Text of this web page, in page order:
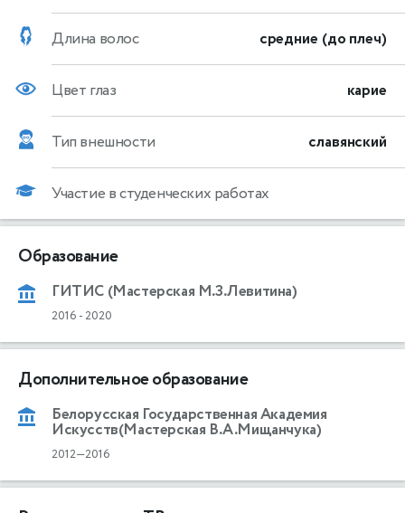
Длина волос средние (до плеч)
Цвет глаз карие
Тип внешности славянский
Участие в студенческих работах
Образование
ГИТИС (Мастерская М.З.Левитина)
2016 - 2020
Дополнительное образование
Белорусская Государственная Академия
Искусств(Мастерская В.А.Мищанчука)
2012—2016